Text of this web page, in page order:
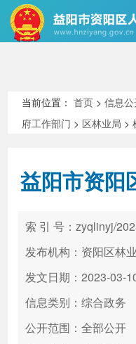
新闻中心
政务服务
高效办成一件事
当前位置：首页 >信息
府工作部门 > 区林业局 >
益阳市资阳
索 引 号：zyqlinyj/
发布机构：资阳区林
发文日期：2023-03-
信息类别：综合政务
公开范围：全部公开